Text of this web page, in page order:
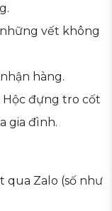
vết không
hàng.
Hộc đựng tro cốt
gia đình.
qua Zalo (số như